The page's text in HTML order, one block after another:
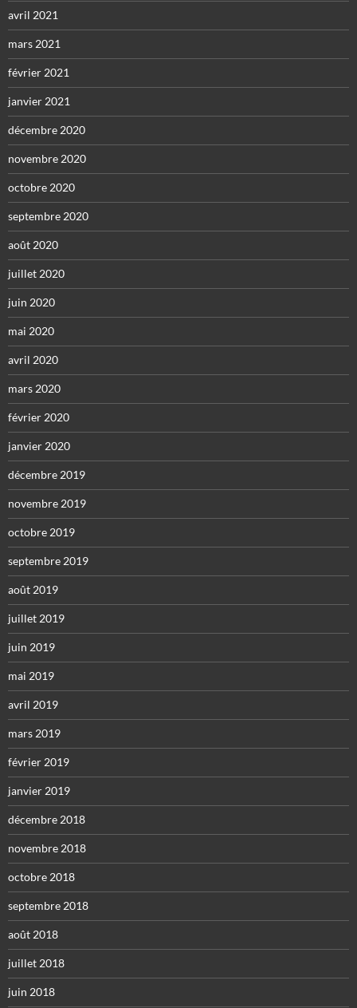
avril 2021
mars 2021
février 2021
janvier 2021
décembre 2020
novembre 2020
octobre 2020
septembre 2020
août 2020
juillet 2020
juin 2020
mai 2020
avril 2020
mars 2020
février 2020
janvier 2020
décembre 2019
novembre 2019
octobre 2019
septembre 2019
août 2019
juillet 2019
juin 2019
mai 2019
avril 2019
mars 2019
février 2019
janvier 2019
décembre 2018
novembre 2018
octobre 2018
septembre 2018
août 2018
juillet 2018
juin 2018